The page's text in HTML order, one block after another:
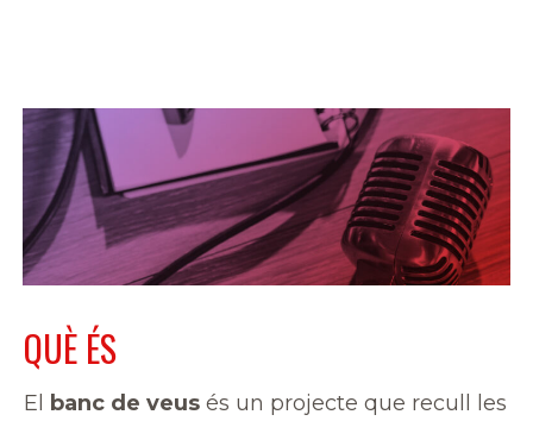
QUÈ ÉS
El banc de veus és un projecte que recull les